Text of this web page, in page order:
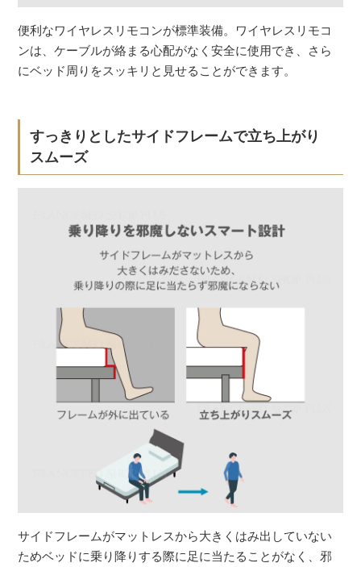
便利なワイヤレスリモコンが標準装備。ワイヤレスリモコ
ンは、ケーブルが絡まる心配がなく安全に使用でき、さら
にベッド周りをスッキリと見せることができます。
すっきりとしたサイドフレームで立ち上がり
スムーズ
サイドフレームがマットレスから大きくはみ出していない
ためベッドに乗り降りする際に足に当たることがなく、邪